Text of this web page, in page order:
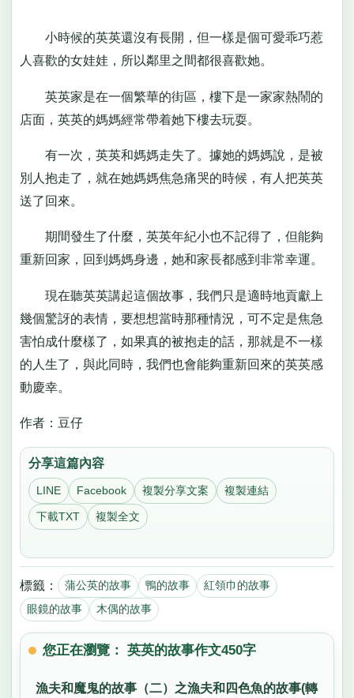
小時候的英英還沒有長開，但一樣是個可愛乖巧惹
人喜歡的女娃娃，所以鄰里之間都很喜歡她。
英英家是在一個繁華的街區，樓下是一家家熱鬧的
店面，英英的媽媽經常帶着她下樓去玩耍。
有一次，英英和媽媽走失了。據她的媽媽說，是被
別人抱走了，就在她媽媽焦急痛哭的時候，有人把英英
送了回來。
期間發生了什麼，英英年紀小也不記得了，但能夠
重新回家，回到媽媽身邊，她和家長都感到非常幸運。
現在聽英英講起這個故事，我們只是適時地貢獻上
幾個驚訝的表情，要想想當時那種情況，可不定是焦急
害怕成什麼樣了，如果真的被抱走的話，那就是不一樣
的人生了，與此同時，我們也會能夠重新回來的英英感
動慶幸。
作者：豆仔
分享這篇內容
LINE Facebook 複製分享文案 複製連結
下載TXT 複製全文
標籤： 蒲公英的故事 鴨的故事
紅領巾的故事
眼鏡的故事
木偶的故事
您正在瀏覽： 英英的故事作文450字
漁夫和魔鬼的故事（二）之漁夫和四色魚的故事(轉